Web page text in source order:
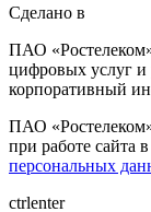
Сделано в
ПАО
цифровых услуг
корпоративный
ПАО
при работе сайта
персональных
ctrlenter